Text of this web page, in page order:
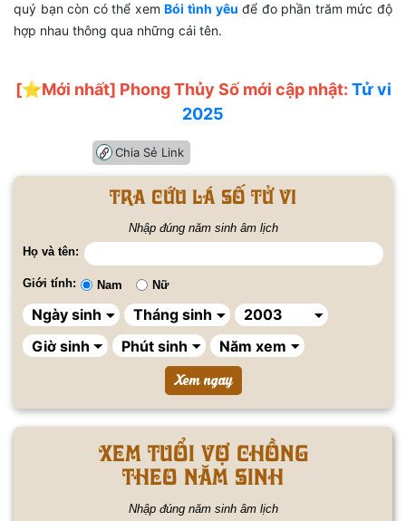
quý bạn còn có thể xemBói tình yêu để đo phần trăm mức độ
hợp nhau thông qua những cái tên.
[⭐️Mới nhất] Phong Thủy Số mới cập nhật: Tử vi
2025
Chia Sẻ Link
Tra cứu lá số tử vi
Nhập đúng năm sinh âm lịch
Họ và tên:
Giới tính: Nam Nữ
Xem tuổi vợ chồng
theo năm sinh
Nhập đúng năm sinh âm lịch